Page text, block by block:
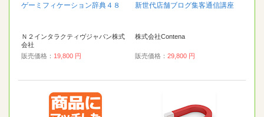
ゲーミフィケーション辞典４８
Ｎ２インタラクティヴジャパン株式
会社
販売価格： 19,800 円
新世代店舗ブログ集客通信講座
株式会社Contena
販売価格： 29,800 円